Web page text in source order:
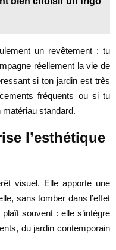
un revêtement : tu
réellement la vie de
si ton jardin est très
fréquents ou si tu
matériau standard.
l’esthétique
visuel. Elle apporte une
sans tomber dans l’effet
souvent : elle s’intègre
du jardin contemporain